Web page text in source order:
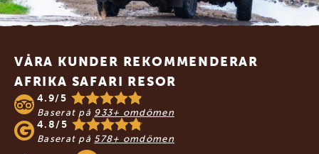
Footer
VÅRA KUNDER REKOMMENDERAR
AFRIKA SAFARI RESOR
4.9/5
Baserat på 933+ omdömen
4.8/5
Baserat på 578+ omdömen